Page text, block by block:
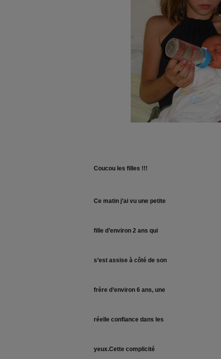
Coucou les filles !!!
Ce matin j’ai vu une petite
fille d’environ 2 ans qui
s’est assise à côté de son
frère d’environ 6 ans, une
réelle confiance dans les
yeux.Cette complicité